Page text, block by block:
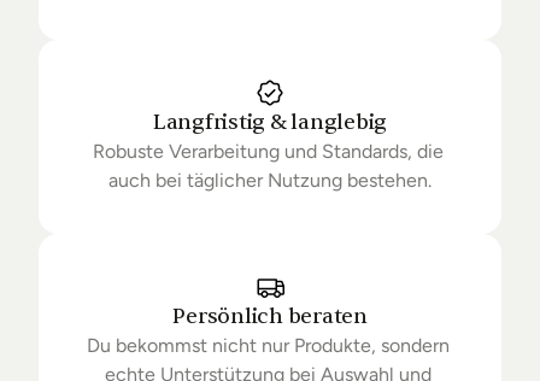
Langfristig & langlebig
Robuste Verarbeitung und Standards, die
auch bei täglicher Nutzung bestehen.
Persönlich beraten
Du bekommst nicht nur Produkte, sondern
echte Unterstützung bei Auswahl und